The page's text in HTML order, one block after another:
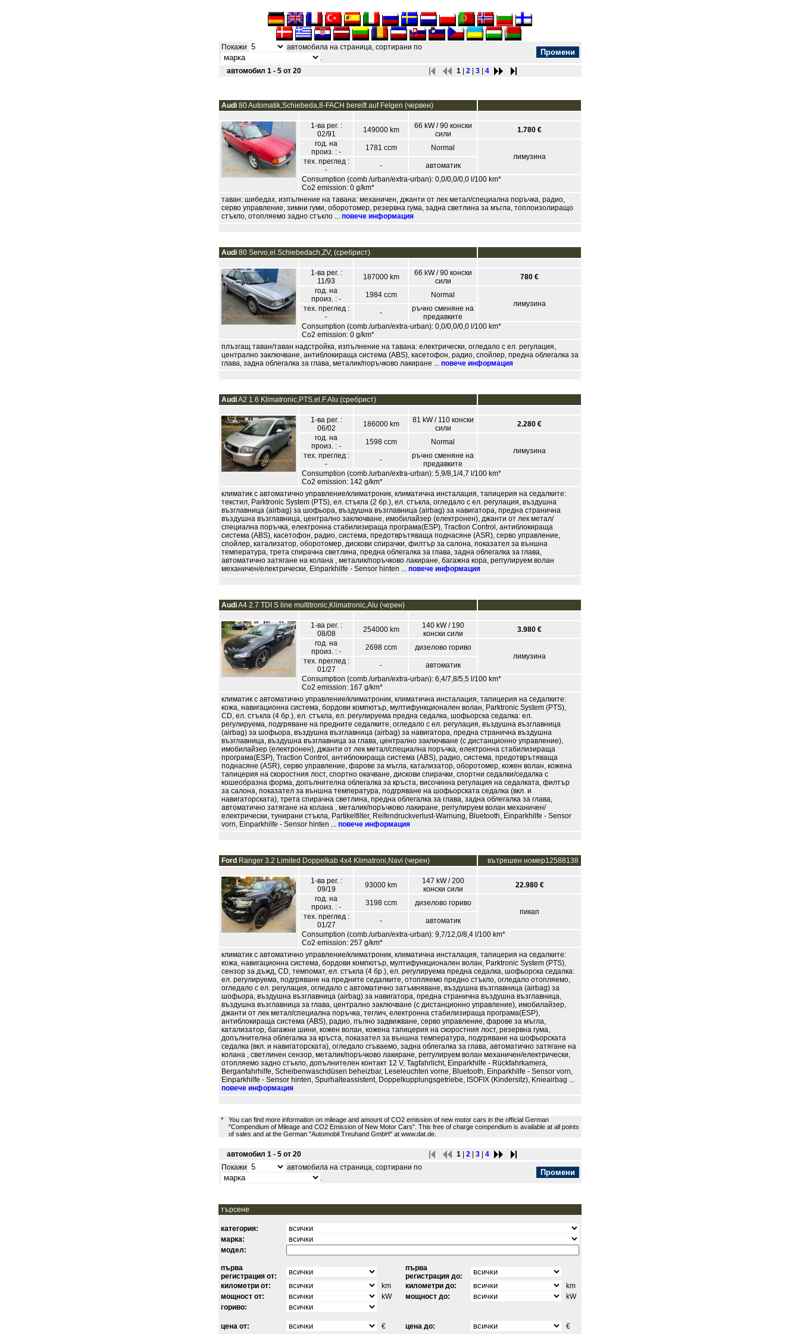
Покажи
автомобила на страница, сортирани по
.
автомобил 1 - 5 от 20
1 2 3 4
Audi 80 Automatik,Schiebeda,8-FACH bereift auf Felgen (червен)
1-ва рег. :
02/91
149000 km
66 kW / 90 конски
сили
1.780 €
год. на
произ. : -
1781 ccm
Normal
лимузина
тех. преглед :
-
-
автоматик
Consumption (comb./urban/extra-urban): 0,0/0,0/0,0 l/100 km*
Co2 emission: 0 g/km*
таван: шибедах, изпълнение на тавана: механичен, джанти от лек метал/специална поръчка, радио,
серво управление, зимни гуми, оборотомер, резервна гума, задна светлина за мъгла, топлоизолиращо
стъкло, отопляемо задно стъкло ... повече информация
Audi 80 Servo,el.Schiebedach,ZV, (сребрист)
1-ва рег. :
11/93
187000 km
66 kW / 90 конски
сили
780 €
год. на
произ. : -
1984 ccm
Normal
лимузина
тех. преглед :
-
-
ръчно сменяне на
предавките
Consumption (comb./urban/extra-urban): 0,0/0,0/0,0 l/100 km*
Co2 emission: 0 g/km*
плъзгащ таван/таван надстройка, изпълнение на тавана: електрически, огледало с ел. регулация,
централно заключване, антиблокираща система (ABS), касетофон, радио, спойлер, предна облегалка за
глава, задна облегалка за глава, металик/поръчково лакиране ... повече информация
AudiA2 1.6 Klimatronic,PTS,el.F.Alu (сребрист)
1-ва рег. :
06/02
186000 km
81 kW / 110 конски
сили
2.280 €
год. на
произ. : -
1598 ccm
Normal
лимузина
тех. преглед :
-
-
ръчно сменяне на
предавките
Consumption (comb./urban/extra-urban): 5,9/8,1/4,7 l/100 km*
Co2 emission: 142 g/km*
климатик с автоматично управление/климатроник, климатична инсталация, тапицерия на седалките:
текстил, Parktronic System (PTS), ел. стъкла (2 бр.), ел. стъкла, огледало с ел. регулация, въздушна
възглавница (airbag) за шофьора, въздушна възглавница (airbag) за навигатора, предна странична
въздушна възглавница, централно заключване, имобилайзер (електронен), джанти от лек метал/
специална поръчка, електронна стабилизираща програма(ESP), Traction Control, антиблокираща
система (ABS), касетофон, радио, система, предотврътяваща поднасяне (ASR), серво управление,
спойлер, катализатор, оборотомер, дискови спирачки, филтър за салона, показател за външна
температура, трета спирачна светлина, предна облегалка за глава, задна облегалка за глава,
автоматично затягане на колана , металик/поръчково лакиране, багажна кора, реггулируем волан
механичен/електрически, Einparkhilfe - Sensor hinten ... повече информация
AudiA4 2.7 TDI S line multitronic,Klimatronic,Alu (черен)
1-ва рег. :
08/08
254000 km
140 kW / 190
конски сили
3.980 €
год. на
произ. : -
2698 ccm
дизелово гориво
лимузина
тех. преглед :
01/27
-
автоматик
Consumption (comb./urban/extra-urban): 6,4/7,8/5,5 l/100 km*
Co2 emission: 167 g/km*
климатик с автоматично управление/климатроник, климатична инсталация, тапицерия на седалките:
кожа, навигационна система, бордови компютър, мултифункционален волан, Parktronic System (PTS),
CD, ел. стъкла (4 бр.), ел. стъкла, ел. регулируема предна седалка, шофьорска седалка: ел.
регулируема, подгряване на предните седалките, огледало с ел. регулация, въздушна възглавница
(airbag) за шофьора, въздушна възглавница (airbag) за навигатора, предна странична въздушна
възглавница, въздушна възглавница за глава, централно заключване (с дистанционно управление),
имобилайзер (електронен), джанти от лек метал/специална поръчка, електронна стабилизираща
програма(ESP), Traction Control, антиблокираща система (ABS), радио, система, предотврътяваща
поднасяне (ASR), серво управление, фарове за мъгла, катализатор, оборотомер, кожен волан, кожена
тапицерия на скоростния лост, спортно окачване, дискови спирачки, спортни седалки/седалка с
кошеобразна форма, допълнителна облегалка за кръста, височинна регулация на седалката, филтър
за салона, показател за външна температура, подгряване на шофьорската седалка (вкл. и
навигаторската), трета спирачна светлина, предна облегалка за глава, задна облегалка за глава,
автоматично затягане на колана , металик/поръчково лакиране, реггулируем волан механичен/
електрически, тунирани стъкла, Partikelfilter, Reifendruckverlust-Warnung, Bluetooth, Einparkhilfe - Sensor
vorn, Einparkhilfe - Sensor hinten ... повече информация
Ford Ranger 3.2 Limited Doppelkab 4x4 Klimatroni,Navi (черен) вътрешен номер12588138
1-ва рег. :
09/19
93000 km
147 kW / 200
конски сили
22.980 €
год. на
произ. : -
3198 ccm
дизелово гориво
пикап
тех. преглед :
01/27
-
автоматик
Consumption (comb./urban/extra-urban): 9,7/12,0/8,4 l/100 km*
Co2 emission: 257 g/km*
климатик с автоматично управление/климатроник, климатична инсталация, тапицерия на седалките:
кожа, навигационна система, бордови компютър, мултифункционален волан, Parktronic System (PTS),
сензор за дъжд, CD, темпомат, ел. стъкла (4 бр.), ел. регулируема предна седалка, шофьорска седалка:
ел. регулируема, подгряване на предните седалките, отопляемо предно стъкло, огледало отопляемо,
огледало с ел. регулация, огледало с автоматично затъмняване, въздушна възглавница (airbag) за
шофьора, въздушна възглавница (airbag) за навигатора, предна странична въздушна възглавница,
въздушна възглавница за глава, централно заключване (с дистанционно управление), имобилайзер,
джанти от лек метал/специална поръчка, теглич, електронна стабилизираща програма(ESP),
антиблокираща система (ABS), радио, пълно задвижване, серво управление, фарове за мъгла,
катализатор, багажни шини, кожен волан, кожена тапицерия на скоростния лост, резервна гума,
допълнителна облегалка за кръста, показател за външна температура, подгряване на шофьорската
седалка (вкл. и навигаторската), огледало сгъваемо, задна облегалка за глава, автоматично затягане на
колана , светлинен сензор, металик/поръчково лакиране, реггулируем волан механичен/електрически,
отопляемо задно стъкло, допълнителен контакт 12 V, Tagfahrlicht, Einparkhilfe - Rückfahrkamera,
Berganfahrhilfe, Scheibenwaschdüsen beheizbar, Leseleuchten vorne, Bluetooth, Einparkhilfe - Sensor vorn,
Einparkhilfe - Sensor hinten, Spurhalteassistent, Doppelkupplungsgetriebe, ISOFIX (Kindersitz), Knieairbag ...
повече информация
*
You can find more information on mileage and amount of CO2 emission of new motor cars in the official German
"Compendium of Mileage and CO2 Emission of New Motor Cars". This free of charge compendium is available at all points
of sales and at the German "Automobil Treuhand GmbH" at www.dat.de.
автомобил 1 - 5 от 20 1 2 3
4
Покажи
автомобила на страница, сортирани по
.
търсене
категория:
марка:
модел:
първа
регистрация от:
първа
регистрация до:
километри от:
km километри до:
km
мощност от:
kW мощност до:
kW
гориво:
цена от: € цена до: €